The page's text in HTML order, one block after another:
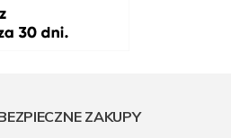
ZAKUPY